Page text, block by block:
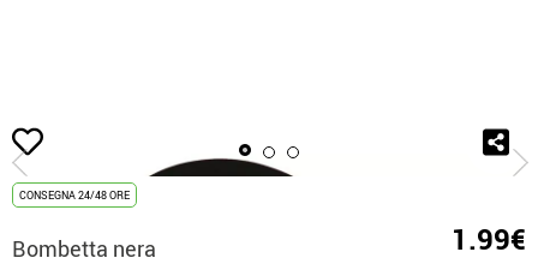
Inizio Bombetta nera
CONSEGNA 24/48 ORE
Bombetta nera 1.99€